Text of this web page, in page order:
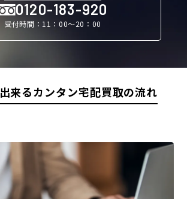
0120-183-920
受付時間：11：00〜20：00
来るカンタン宅配買取の流れ